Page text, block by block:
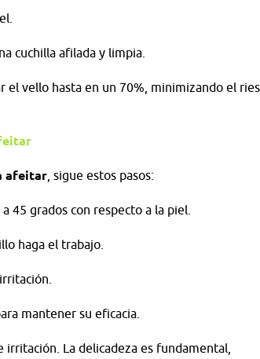
cuchilla afilada y limpia.
el vello hasta en un 70%, minimizando el
afeitar , sigue estos pasos:
45 grados con respecto a la piel.
haga el trabajo.
mantener su eficacia.
irritación. La delicadeza es fundamental,